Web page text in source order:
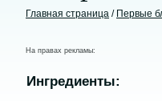
Главная страница / Первые
На правах рекламы:
Ингредиенты: